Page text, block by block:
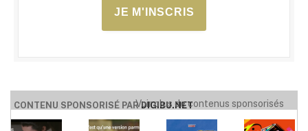
JE M'INSCRIS
CONTENU SPONSORISÉ PARDIGIBU.NET
Voir plus de contenus sponsorisés